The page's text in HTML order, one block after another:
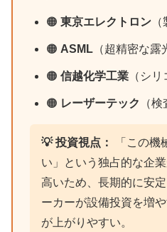
🟠東京エレクトロン
🟠 ASML （超精密な露
🟠信越化学工業 （シ
🟠 レーザーテック （
💡 投資視点：
「この機
い」という独占的な企
高いため、長期的に安
ーカーが設備投資を増
が上がりやすい。